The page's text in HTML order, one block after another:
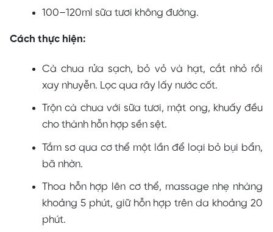
100–120ml sữa tươi không đường.
Cách thực hiện:
Cà chua rửa sạch, bỏ vỏ và hạt, cắt nhỏ rồi
xay nhuyễn. Lọc qua rây lấy nước cốt.
Trộn cà chua với sữa tươi, mật ong, khuấy đều
cho thành hỗn hợp sền sệt.
Tắm sơ qua cơ thể một lần để loại bỏ bụi bẩn,
bã nhờn.
Thoa hỗn hợp lên cơ thể, massage nhẹ nhàng
khoảng 5 phút, giữ hỗn hợp trên da khoảng 20
phút.